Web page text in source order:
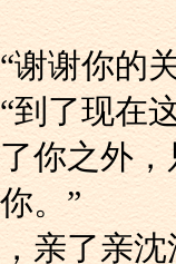
：“谢谢你
：“到了现
你之外
。”
身，亲了